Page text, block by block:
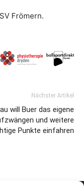
Frömern.
Nächster Artikel
will Buer das eigene
und weitere
Punkte einfahren